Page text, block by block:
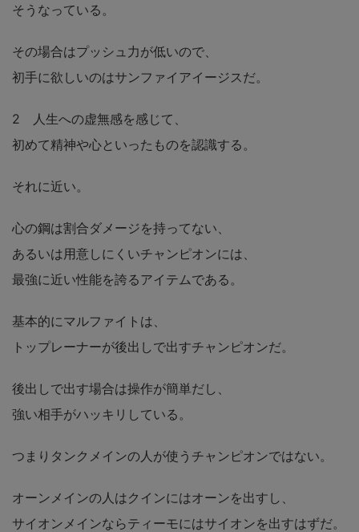
そうなっている。
その場合はプッシュ力が低いので、
初手に欲しいのはサンファイアイージスだ。
2 人生への虚無感を感じて、
初めて精神や心といったものを認識する。
それに近い。
心の鋼は割合ダメージを持ってない、
あるいは用意しにくいチャンピオンには、
最強に近い性能を誇るアイテムである。
基本的にマルファイトは、
トップレーナーが後出しで出すチャンピオンだ。
後出しで出す場合は操作が簡単だし、
強い相手がハッキリしている。
つまりタンクメインの人が使うチャンピオンではない。
オーンメインの人はクインにはオーンを出すし、
サイオンメインならティーモにはサイオンを出すはずだ。